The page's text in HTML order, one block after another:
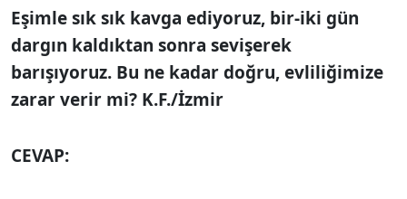
Eşimle sık sık kavga ediyoruz, bir-iki gün
dargın kaldıktan sonra sevişerek
barışıyoruz. Bu ne kadar doğru, evliliğimize
zarar verir mi? K.F./İzmir
CEVAP: